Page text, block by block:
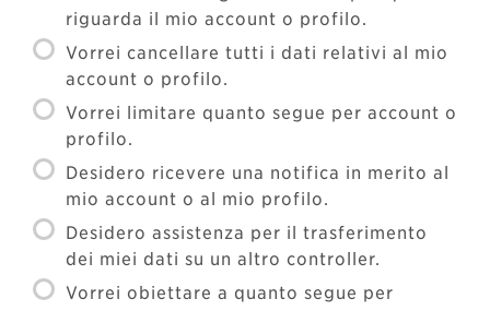
riguarda il mio account o profilo.
Vorrei cancellare tutti i dati relativi al mio
account o profilo.
Vorrei limitare quanto segue per account o
profilo.
Desidero ricevere una notifica in merito al
mio account o al mio profilo.
Desidero assistenza per il trasferimento
dei miei dati su un altro controller.
Vorrei obiettare a quanto segue per